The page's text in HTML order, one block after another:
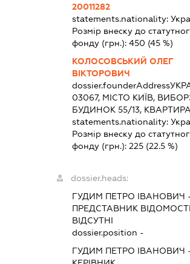
20011282
statements.nationality:
Розмір внеску до
фонду (грн.):450 (45 %)
КОЛОСОВСЬКИЙ ОЛЕГ
ВІКТОРОВИЧ
dossier.founderAddress
03067, МІСТО КИЇВ,
БУДИНОК 55/13,
statements.nationality:
Розмір внеску до
фонду (грн.):225 (22.5 %)
dossier.heads:
ГУДИМ ПЕТРО ІВАНОВИЧ
ПРЕДСТАВНИК ВІДОМОСТІ
ВІДСУТНІ
dossier.position -
ГУДИМ ПЕТРО ІВАНОВИЧ